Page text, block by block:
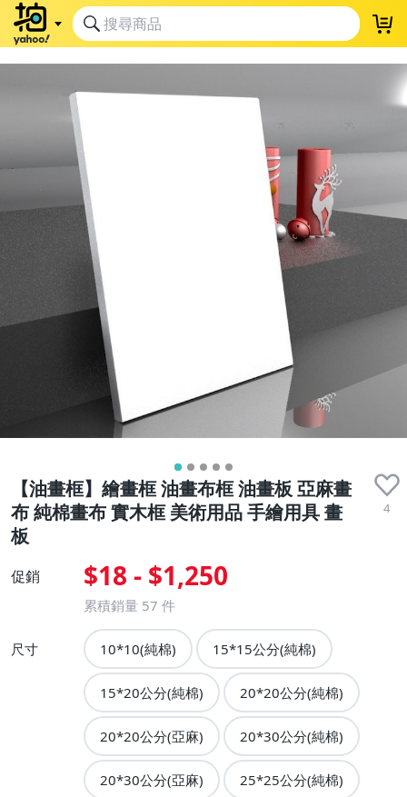
【油畫框】繪畫框 油畫布框 油畫板 亞麻畫
布 純棉畫布 實木框 美術用品 手繪用具 畫
板
4
促銷 $18 - $1,250
累積銷量 57 件
尺寸 10*10(純棉) 15*15公分(純棉)
15*20公分(純棉) 20*20公分(純棉)
20*20公分(亞麻) 20*30公分(純棉)
20*30公分(亞麻) 25*25公分(純棉)